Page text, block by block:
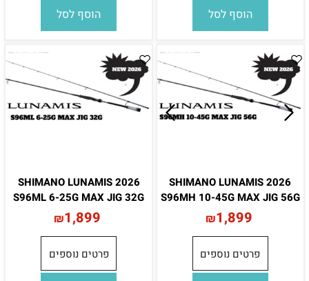
הוסף לסל הוסף לסל
SHIMANO LUNAMIS 2026
S96MH 10-45G MAX JIG 56G
₪1,899
פרטים נוספים
SHIMANO LUNAMIS 2026
S96ML 6-25G MAX JIG 32G
₪1,899
פרטים נוספים